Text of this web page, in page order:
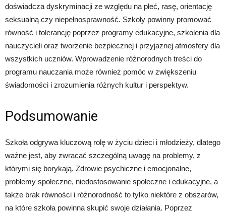
doświadcza dyskryminacji ze względu na płeć, rasę, orientację
seksualną czy niepełnosprawność. Szkoły powinny promować
równość i tolerancję poprzez programy edukacyjne, szkolenia dla
nauczycieli oraz tworzenie bezpiecznej i przyjaznej atmosfery dla
wszystkich uczniów. Wprowadzenie różnorodnych treści do
programu nauczania może również pomóc w zwiększeniu
świadomości i zrozumienia różnych kultur i perspektyw.
Podsumowanie
Szkoła odgrywa kluczową rolę w życiu dzieci i młodzieży, dlatego
ważne jest, aby zwracać szczególną uwagę na problemy, z
którymi się borykają. Zdrowie psychiczne i emocjonalne,
problemy społeczne, niedostosowanie społeczne i edukacyjne, a
także brak równości i różnorodność to tylko niektóre z obszarów,
na które szkoła powinna skupić swoje działania. Poprzez